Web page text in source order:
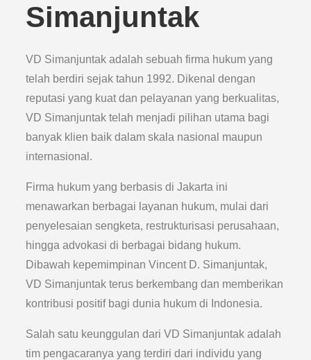
Simanjuntak
VD Simanjuntak adalah sebuah firma hukum yang
telah berdiri sejak tahun 1992. Dikenal dengan
reputasi yang kuat dan pelayanan yang berkualitas,
VD Simanjuntak telah menjadi pilihan utama bagi
banyak klien baik dalam skala nasional maupun
internasional.
Firma hukum yang berbasis di Jakarta ini
menawarkan berbagai layanan hukum, mulai dari
penyelesaian sengketa, restrukturisasi perusahaan,
hingga advokasi di berbagai bidang hukum.
Dibawah kepemimpinan Vincent D. Simanjuntak,
VD Simanjuntak terus berkembang dan memberikan
kontribusi positif bagi dunia hukum di Indonesia.
Salah satu keunggulan dari VD Simanjuntak adalah
tim pengacaranya yang terdiri dari individu yang